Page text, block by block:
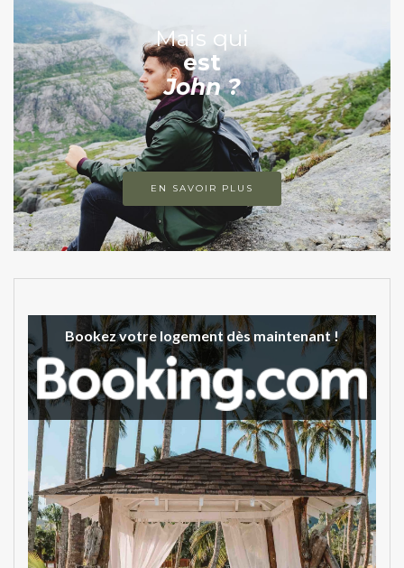
Mais qui
est
John ?
EN SAVOIR PLUS
Bookez votre logement dès maintenant !